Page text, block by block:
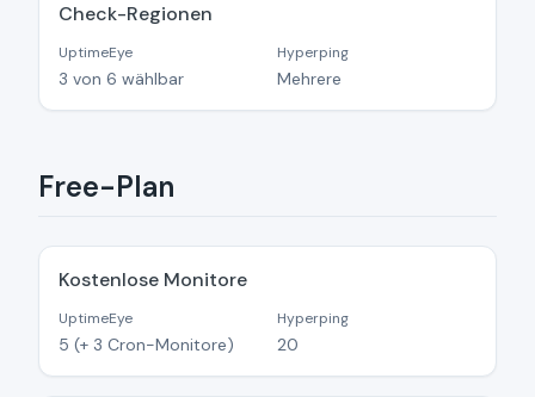
Check-Regionen
UptimeEye
3 von 6 wählbar
Hyperping
Mehrere
Free-Plan
Kostenlose Monitore
UptimeEye
5 (+ 3 Cron-Monitore)
Hyperping
20